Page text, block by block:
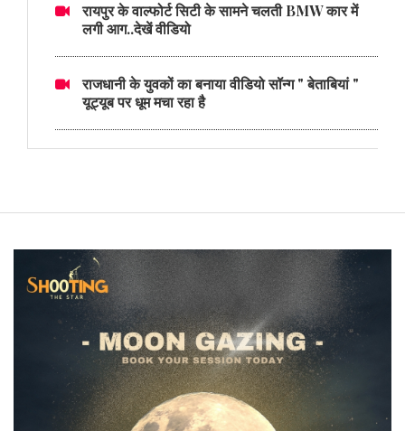
रायपुर के वाल्फोर्ट सिटी के सामने चलती BMW कार में
लगी आग..देखें वीडियो
राजधानी के युवकों का बनाया वीडियो सॉन्ग " बेताबियां "
यूट्यूब पर धूम मचा रहा है